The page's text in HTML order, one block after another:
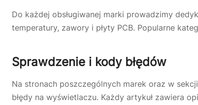
Do każdej obsługiwanej marki prowadzimy
temperatury, zawory i płyty PCB. Popularne
Sprawdzenie i kody błędów
Na stronach poszczególnych marek oraz w sekcji
błędy na wyświetlaczu. Każdy artykuł zawiera